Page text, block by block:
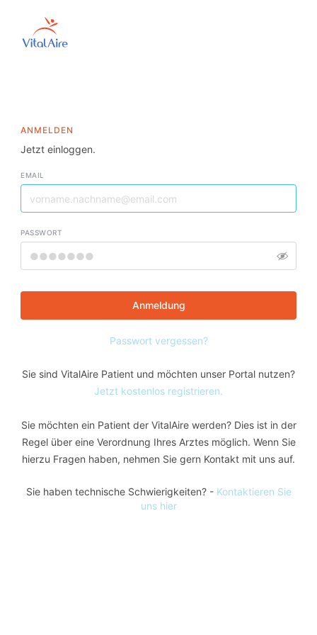
ANMELDEN
Jetzt einloggen.
EMAIL
PASSWORT
Anmeldung
Passwort vergessen?
Sie sind VitalAire Patient und möchten unser Portal nutzen?
Jetzt kostenlos registrieren.
Sie möchten ein Patient der VitalAire werden? Dies ist in der
Regel über eine Verordnung Ihres Arztes möglich. Wenn Sie
hierzu Fragen haben, nehmen Sie gern Kontakt mit uns auf.
Sie haben technische Schwierigkeiten? - Kontaktieren Sie
uns hier